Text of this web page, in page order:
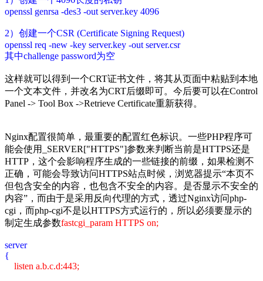
openssl genrsa -des3 -out server.key 4096
2）创建一个CSR (Certificate Signing Request)
openssl req -new -key server.key -out server.csr
其中challenge password为空
这样就可以得到一个CRT证书文件，将其从页面中粘贴到本地
一个文本文件，并改名为CRT后缀即可。今后要可以在Control
Panel -> Tool Box ->Retrieve Certificate重新获得。
Nginx配置很简单，最重要的配置红色标识。一些PHP程序可
能会使用_SERVER["HTTPS"]参数来判断当前是HTTPS还是
HTTP，这个会影响程序生成的一些链接的前缀，如果检测不
正确，可能会导致访问HTTPS站点时候，浏览器提示“本页不
但包含安全的内容，也包含不安全的内容。是否显示不安全的
内容”，而由于是采用反向代理的方式，透过Nginx访问php-
cgi，而php-cgi不是以HTTPS方式运行的，所以必须要显示的
制定生成参数fastcgi_param HTTPS on;
server
{
listen a.b.c.d:443;